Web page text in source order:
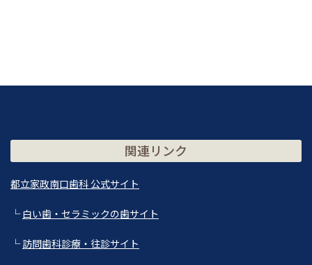
関連リンク
都立家政南口歯科 公式サイト
└白い歯・セラミックの歯サイト
└訪問歯科診療・往診サイト